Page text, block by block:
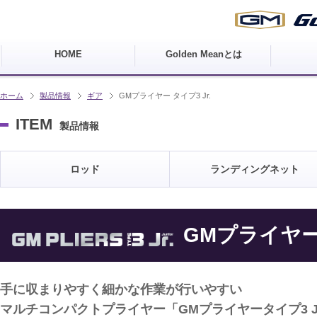
HOME Golden Meanとは
ホーム 製品情報 ギア GMプライヤー タイプ3 Jr.
ITEM 製品情報
ロッド ランディングネット
GMプライヤ
手に収まりやすく細かな作業が行いやすい
マルチコンパクトプライヤー「GMプライヤータイプ3